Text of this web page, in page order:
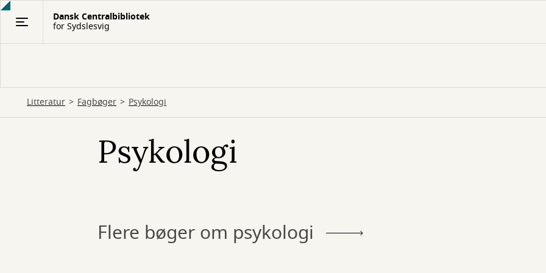
Gå
Dansk Centralbibliotek
for Sydslesvig
Litteratur Fagbøger Psykologi
Psykologi
Flere bøger om psykologi